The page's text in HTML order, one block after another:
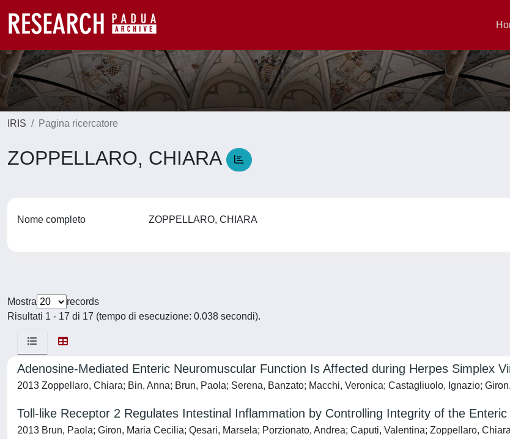
IRIS Pagina ricercatore
ZOPPELLARO, CHIARA
Nome completo ZOPPELLARO, CHIARA
Mostra
records
Risultati 1 - 17 di 17 (tempo di esecuzione: 0.038 secondi).
Adenosine-Mediated Enteric Neuromuscular Function Is Affected during Herpes Simplex
2013 Zoppellaro, Chiara; Bin, Anna; Brun, Paola; Serena, Banzato; Macchi, Veronica; Castagliuolo, Ignazio;
Toll-like Receptor 2 Regulates Intestinal Inflammation by Controlling Integrity of the
2013 Brun, Paola; Giron, Maria Cecilia; Qesari, Marsela; Porzionato, Andrea; Caputi, Valentina; Zoppellaro,